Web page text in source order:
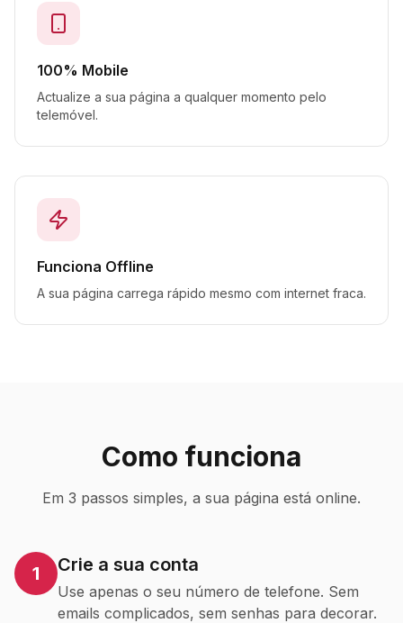
100% Mobile
Actualize a sua página a qualquer momento pelo
telemóvel.
Funciona Offline
A sua página carrega rápido mesmo com internet fraca.
Como funciona
Em 3 passos simples, a sua página está online.
1 Crie a sua conta
Use apenas o seu número de telefone. Sem
emails complicados, sem senhas para decorar.